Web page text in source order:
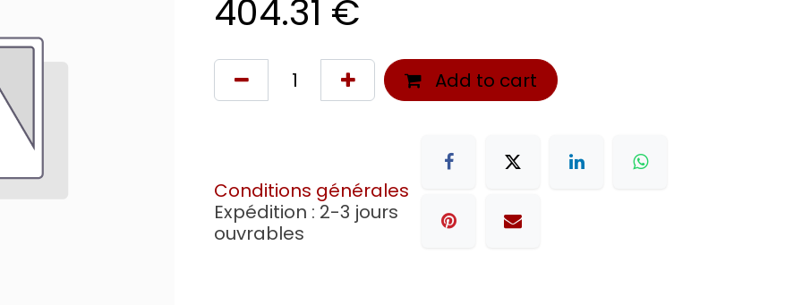
404.31 €
Add to cart
Conditions générales
Expédition : 2-3 jours
ouvrables